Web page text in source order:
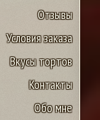
Отзывы
Условия заказа
Вкусы тортов
Контакты
Обо мне